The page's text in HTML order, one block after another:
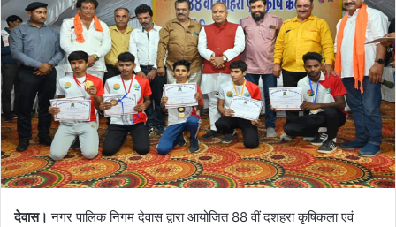
देवास। नगर पालिक निगम देवास द्वारा आयोजित 88 वीं दशहरा कृषिकला एवं